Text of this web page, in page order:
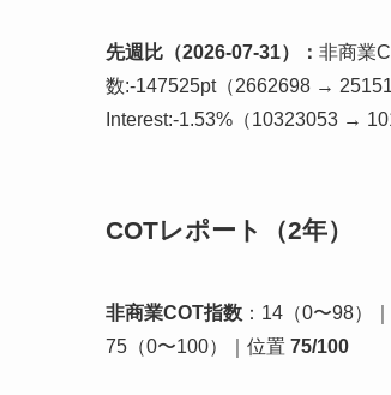
先週比（2026-07-31）： 非商業
数:-147525pt（2662698 →
Interest:-1.53%（10323053 →
COTレポート（2年）
非商業COT指数 ：14（0〜98）
75（0〜100）｜位置 75/100